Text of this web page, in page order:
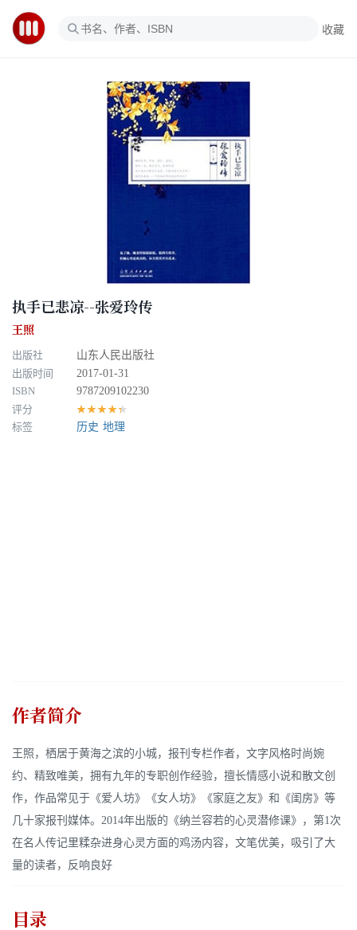
收藏
执手已悲凉--张爱玲传
王照
出版社
山东人民出版社
出版时间
2017-01-31
ISBN
9787209102230
评分
★★★★★
标签 历史 地理
作者简介
王照，栖居于黄海之滨的小城，报刊专栏作者，文字风格时尚婉
约、精致唯美，拥有九年的专职创作经验，擅长情感小说和散文创
作，作品常见于《爱人坊》《女人坊》《家庭之友》和《闺房》等
几十家报刊媒体。2014年出版的《纳兰容若的心灵潜修课》，第1次
在名人传记里糅杂进身心灵方面的鸡汤内容，文笔优美，吸引了大
量的读者，反响良好
目录